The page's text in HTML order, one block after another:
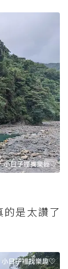
是太讚了